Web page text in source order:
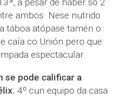
a pesar de haber só 2
ambos. Nese nutrido
táboa atópase tamén o
caía co Unión pero que
espectacular.
se pode calificar a
4º cun equipo da casa